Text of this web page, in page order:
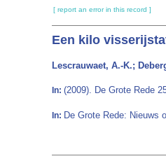
[ report an error in this record ]
Een kilo
Lescrauwaet, A.-K.;
In: (2009). De Grote Rede
In: De Grote Rede: Nieuws